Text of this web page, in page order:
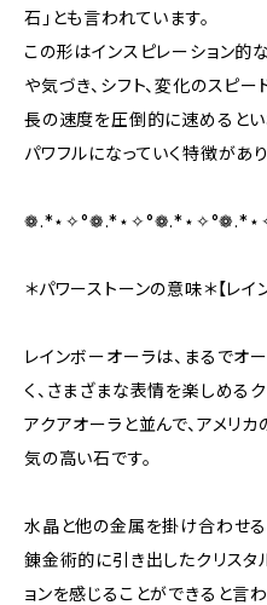
石」とも言われています。
この形はインスピレーション的
や気づき、シフト、変化のスピ
長の速度を圧倒的に速めると
パワフルになっていく特徴があり
＊パワーストーンの意味＊【レイ
レインボーオーラは、まるでオ
く、さまざまな表情を楽しめるク
アクアオーラと並んで、アメリ
気の高い石です。
水晶と他の金属を掛け合わせる
錬金術的に引き出したクリスタ
ョンを感じることができると言わ